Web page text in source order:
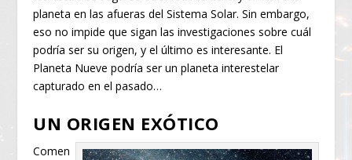
planeta en las afueras del Sistema Solar. Sin embargo,
eso no impide que sigan las investigaciones sobre cuál
podría ser su origen, y el último es interesante. El
Planeta Nueve podría ser un planeta interestelar
capturado en el pasado…
UN ORIGEN EXÓTICO
Comen